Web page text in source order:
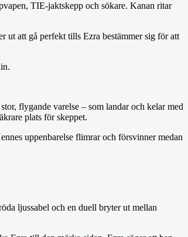
TIE-jaktskepp och sökare. Kanan ritar
ut att gå perfekt tills Ezra bestämmer sig för att
flygande varelse – som landar och kelar med
plats för skeppet.
uppenbarelse flimrar och försvinner medan
ljussabel och en duell bryter ut mellan